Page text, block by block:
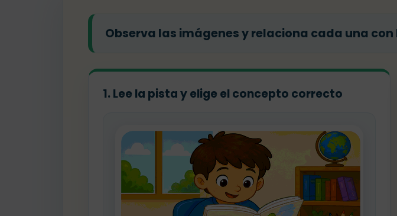
Observa las imágenes y relaciona cada una
1. Lee la pista y elige el concepto correcto